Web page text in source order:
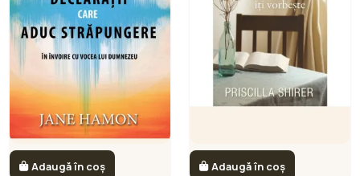
Adaugă în coș Adaugă în coș